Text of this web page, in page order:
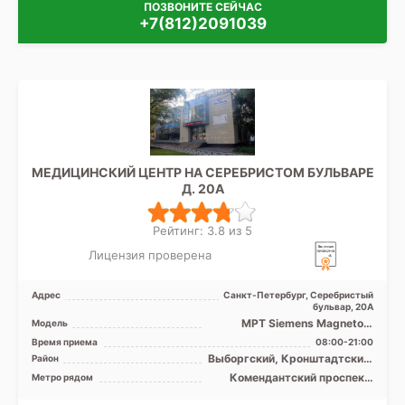
ПОЗВОНИТЕ СЕЙЧАС
+7(812)2091039
МЕДИЦИНСКИЙ ЦЕНТР НА СЕРЕБРИСТОМ БУЛЬВАРЕ
Д. 20А
Рейтинг: 3.8 из 5
Лицензия проверена
Адрес
Санкт-Петербург, Серебристый
бульвар, 20А
Модель
МРТ Siemens Magnetom
Espree 1.5T закрытый тип, КТ
Siemens Somatom Emot ...
Время приема
08:00-21:00
Район
Выборгский, Кронштадтский,
Курортный, Приморский,
Лен. область
Метро рядом
Комендантский проспект,